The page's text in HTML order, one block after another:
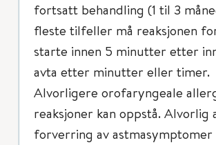
fortsatt behandling (1 til 3
fleste tilfeller må reaksjonen
starte innen 5 minutter etter
avta etter minutter eller timer.
Alvorligere orofaryngeale
reaksjoner kan oppstå. Alvorlig
forverring av